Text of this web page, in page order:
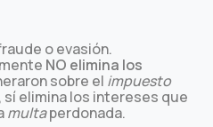
o evasión.
NO elimina los
sobre el impuesto
sí elimina los intereses que
multaperdonada.